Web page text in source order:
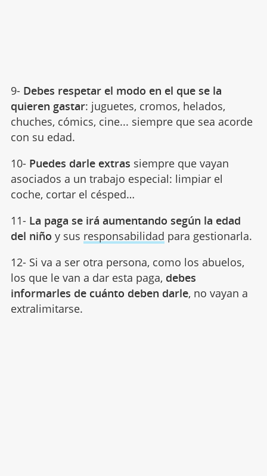
9- Debes respetar el modo en el que se la
quieren gastar: juguetes, cromos, helados,
chuches, cómics, cine... siempre que sea acorde
con su edad.
10- Puedes darle extras siempre que vayan
asociados a un trabajo especial: limpiar el
coche, cortar el césped…
11- La paga se irá aumentando según la edad
del niño y sus responsabilidad para gestionarla.
12- Si va a ser otra persona, como los abuelos,
los que le van a dar esta paga, debes
informarles de cuánto deben darle, no vayan a
extralimitarse.